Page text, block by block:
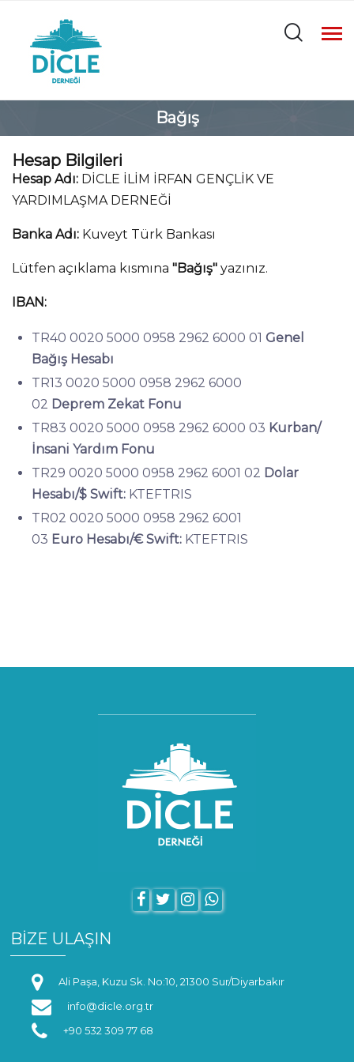
Bağış
Hesap Bilgileri
Hesap Adı: DİCLE İLİM İRFAN GENÇLİK VE
YARDIMLAŞMA DERNEĞİ
Banka Adı: Kuveyt Türk Bankası
Lütfen açıklama kısmına "Bağış" yazınız.
IBAN:
TR40 0020 5000 0958 2962 6000 01 Genel
Bağış Hesabı
TR13 0020 5000 0958 2962 6000
02 Deprem Zekat Fonu
TR83 0020 5000 0958 2962 6000 03 Kurban/
İnsani Yardım Fonu
TR29 0020 5000 0958 2962 6001 02 Dolar
Hesabı/$ Swift: KTEFTRIS
TR02 0020 5000 0958 2962 6001
03 Euro Hesabı/€Swift: KTEFTRIS
BİZE ULAŞIN
Ali Paşa, Kuzu Sk. No:10, 21300 Sur/Diyarbakır
info@dicle.org.tr
+90 532 309 77 68